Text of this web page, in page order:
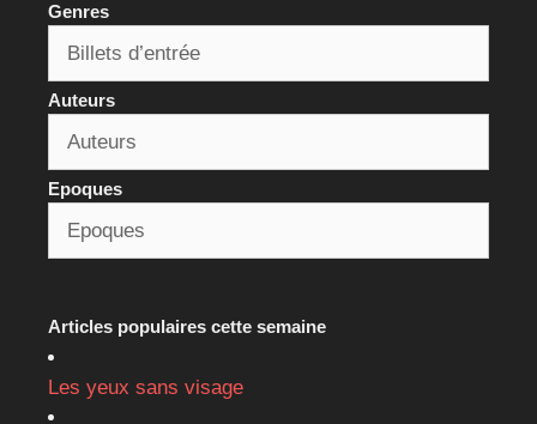
Genres
Auteurs
Epoques
Articles populaires cette semaine
Les yeux sans visage